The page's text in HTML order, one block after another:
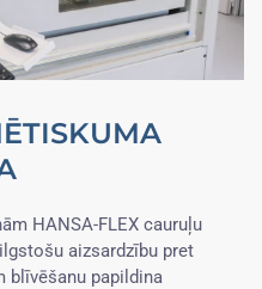
HANSA-FLEX cauruļu
aizsardzību pret
blīvēšanu papildina